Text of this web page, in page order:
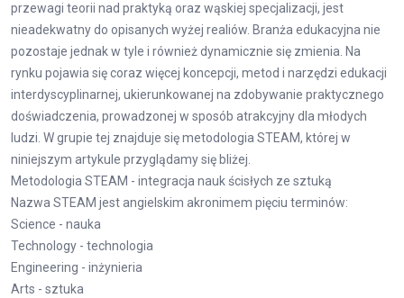
przewagi teorii nad praktyką oraz wąskiej specjalizacji, jest
nieadekwatny do opisanych wyżej realiów. Branża edukacyjna nie
pozostaje jednak w tyle i również dynamicznie się zmienia. Na
rynku pojawia się coraz więcej koncepcji, metod i narzędzi edukacji
interdyscyplinarnej, ukierunkowanej na zdobywanie praktycznego
doświadczenia, prowadzonej w sposób atrakcyjny dla młodych
ludzi. W grupie tej znajduje się metodologia STEAM, której w
niniejszym artykule przyglądamy się bliżej.
Metodologia STEAM - integracja nauk ścisłych ze sztuką
Nazwa STEAM jest angielskim akronimem pięciu terminów:
Science - nauka
Technology - technologia
Engineering - inżynieria
Arts - sztuka